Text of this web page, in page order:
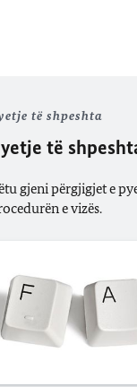
të shpeshta
të
gjeni përgjigjet e
e vizës.